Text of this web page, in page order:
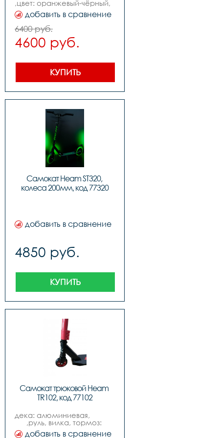
,цвет: оранжевый-чёрный,
,колеса: 200mm pu,
,подшипники: abec-7,
,вес: 3.7kg,,нагрузка макс:
добавить в сравнение
6400 руб.
4600 руб.
КУПИТЬ
Самокат Heam ST320,
колеса 200мм, код 77320
добавить в сравнение
4850 руб.
КУПИТЬ
Самокат трюковой Heam
TR102, код 77102
дека: алюминиевая,
,руль, вилка, тормоз:
стальные, ,руль высота
добавить в сравнение